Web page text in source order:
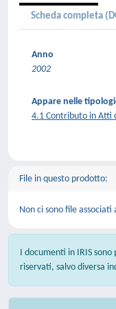
Scheda completa
Anno
2002
Appare nelle
4.1 Contributo in Atti
File in questo prodotto:
Non ci sono file
I documenti in IRIS
riservati, salvo diversa